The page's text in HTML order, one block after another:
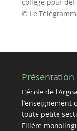
collège pour
© Le
Présentation
L’école de
l’enseignement
toute petite
Filière